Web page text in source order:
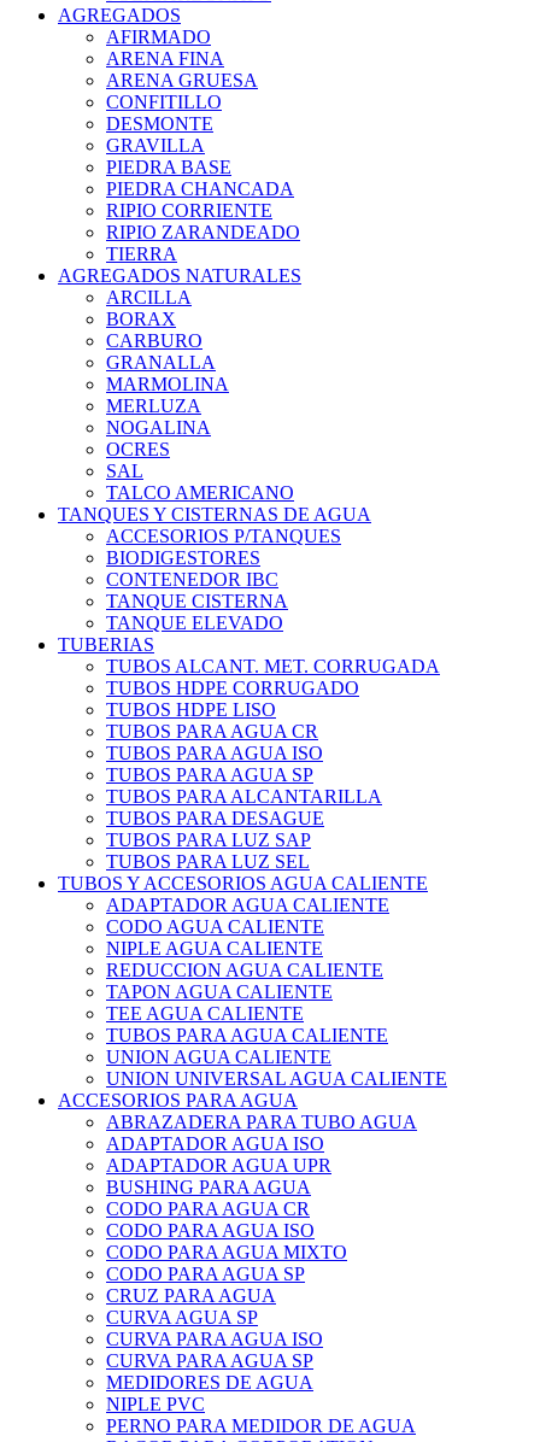
AGREGADOS
AFIRMADO
ARENA FINA
ARENA GRUESA
CONFITILLO
DESMONTE
GRAVILLA
PIEDRA BASE
PIEDRA CHANCADA
RIPIO CORRIENTE
RIPIO ZARANDEADO
TIERRA
AGREGADOS NATURALES
ARCILLA
BORAX
CARBURO
GRANALLA
MARMOLINA
MERLUZA
NOGALINA
OCRES
SAL
TALCO AMERICANO
TANQUES Y CISTERNAS DE AGUA
ACCESORIOS P/TANQUES
BIODIGESTORES
CONTENEDOR IBC
TANQUE CISTERNA
TANQUE ELEVADO
TUBERIAS
TUBOS ALCANT. MET. CORRUGADA
TUBOS HDPE CORRUGADO
TUBOS HDPE LISO
TUBOS PARA AGUA CR
TUBOS PARA AGUA ISO
TUBOS PARA AGUA SP
TUBOS PARA ALCANTARILLA
TUBOS PARA DESAGUE
TUBOS PARA LUZ SAP
TUBOS PARA LUZ SEL
TUBOS Y ACCESORIOS AGUA CALIENTE
ADAPTADOR AGUA CALIENTE
CODO AGUA CALIENTE
NIPLE AGUA CALIENTE
REDUCCION AGUA CALIENTE
TAPON AGUA CALIENTE
TEE AGUA CALIENTE
TUBOS PARA AGUA CALIENTE
UNION AGUA CALIENTE
UNION UNIVERSAL AGUA CALIENTE
ACCESORIOS PARA AGUA
ABRAZADERA PARA TUBO AGUA
ADAPTADOR AGUA ISO
ADAPTADOR AGUA UPR
BUSHING PARA AGUA
CODO PARA AGUA CR
CODO PARA AGUA ISO
CODO PARA AGUA MIXTO
CODO PARA AGUA SP
CRUZ PARA AGUA
CURVA AGUA SP
CURVA PARA AGUA ISO
CURVA PARA AGUA SP
MEDIDORES DE AGUA
NIPLE PVC
PERNO PARA MEDIDOR DE AGUA